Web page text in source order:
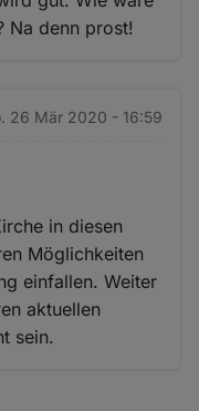
Na denn prost!
26 Mär 2020 - 16:59
in diesen
Möglichkeiten
einfallen. Weiter
aktuellen
sein.